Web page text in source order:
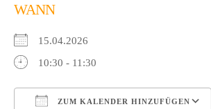
WANN
15.04.2026
10:30 - 11:30
ZUM KALENDER HINZUFÜGEN